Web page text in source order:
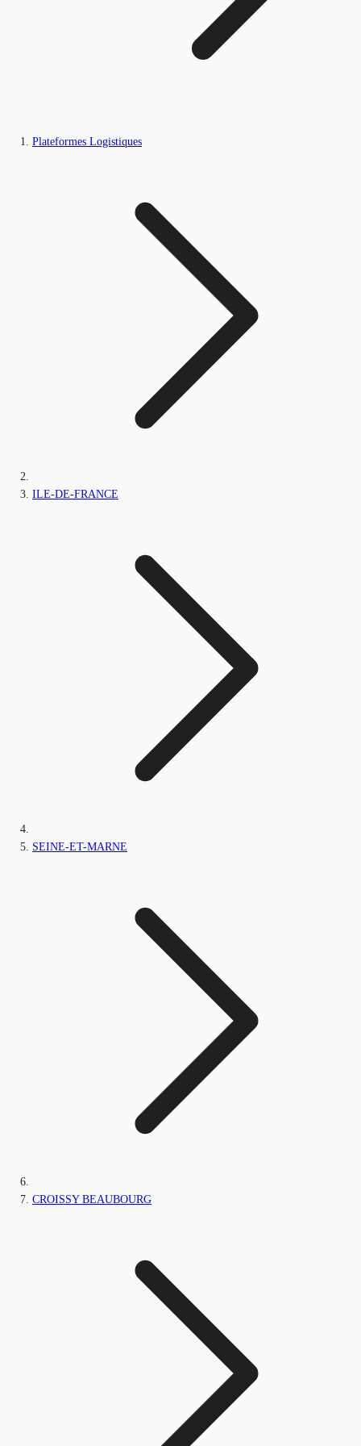
Plateformes Logistiques
ILE-DE-FRANCE
SEINE-ET-MARNE
CROISSY BEAUBOURG